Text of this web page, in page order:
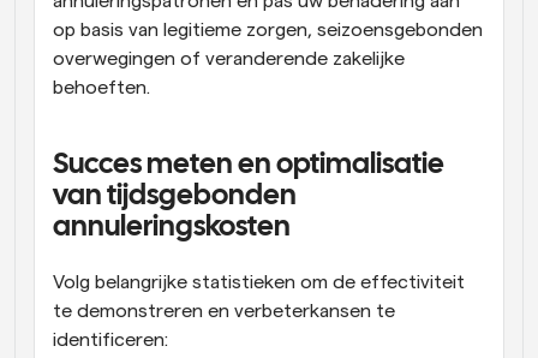
op basis van legitieme zorgen, seizoensgebonden
overwegingen of veranderende zakelijke
behoeften.
Succes meten en optimalisatie
van tijdsgebonden
annuleringskosten
Volg belangrijke statistieken om de effectiviteit
te demonstreren en verbeterkansen te
identificeren: